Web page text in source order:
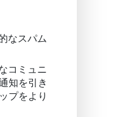
なスパム
コミュニ
知を引き
プをより